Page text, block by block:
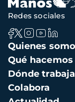
Navegación
principal
Quienes
Qué hacemos
Dónde
Colabora
Redes sociales